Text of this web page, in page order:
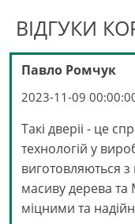
ВІДГУКИ
Павло Ромчук
2023-11-09
Такі дверіі - це
технологій у
виготовляються
масиву дерева
міцними та